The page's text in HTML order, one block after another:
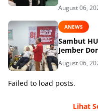
August 06,
ANEWS
Sambut
Jember
August 06,
Failed to load posts.
Lihat